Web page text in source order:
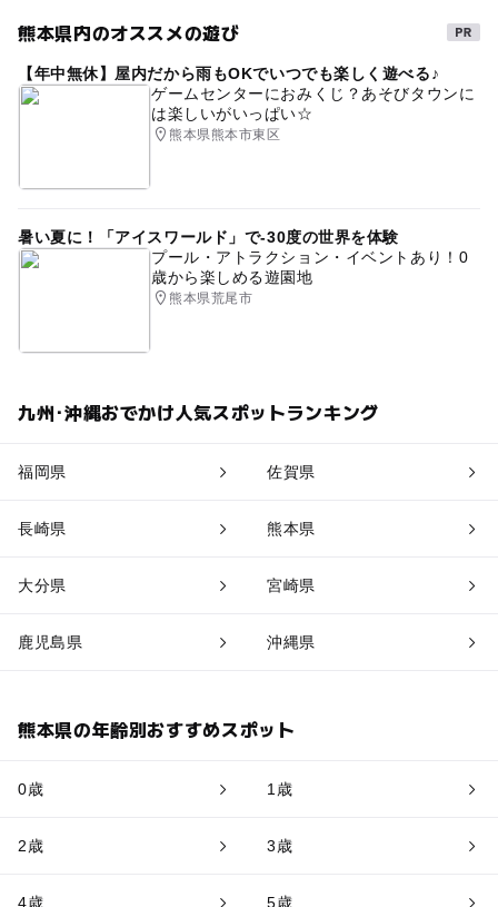
熊本県内のオススメの遊び
【年中無休】屋内だから雨もOKでいつでも楽しく遊べる♪
ゲームセンターにおみくじ？あそびタウンに
は楽しいがいっぱい☆
熊本県熊本市東区
暑い夏に！「アイスワールド」で-30度の世界を体験
プール・アトラクション・イベントあり！0
歳から楽しめる遊園地
熊本県荒尾市
九州･沖縄おでかけ人気スポットランキング
福岡県 佐賀県
長崎県 熊本県
大分県 宮崎県
鹿児島県 沖縄県
熊本県の年齢別おすすめスポット
0歳 1歳
2歳 3歳
4歳 5歳